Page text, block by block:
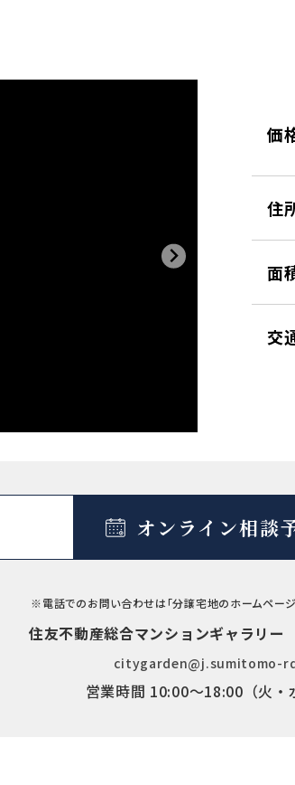
価
住
面
交
オンライン相談
※電話でのお問い合わせは「分譲宅地のホームページ
住友不動産総合マンションギャラリ
citygarden@j.sumitomo-
営業時間 10:00〜18:00 （火